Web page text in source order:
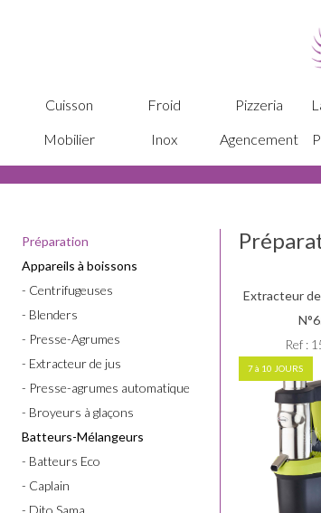
Cuisson Froid Pizzeria
Mobilier
Inox Agencement
Préparation
Appareils à boissons
- Centrifugeuses
- Blenders
- Presse-Agrumes
- Extracteur de jus
- Presse-agrumes automatique
- Broyeurs à glaçons
Batteurs-Mélangeurs
- Batteurs Eco
- Caplain
- Dito Sama
Extracteur
Ref :
7 à 10 JOURS